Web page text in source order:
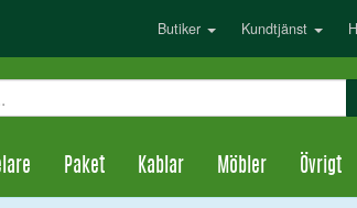
Butiker Kundtjänst
Paket Kablar Möbler Övrigt